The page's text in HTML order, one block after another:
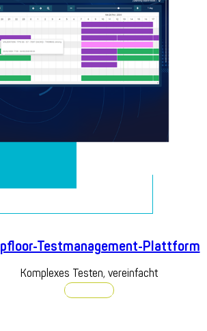
Testmanagement-Plattform
Komplexes Testen, vereinfacht
Entdecken